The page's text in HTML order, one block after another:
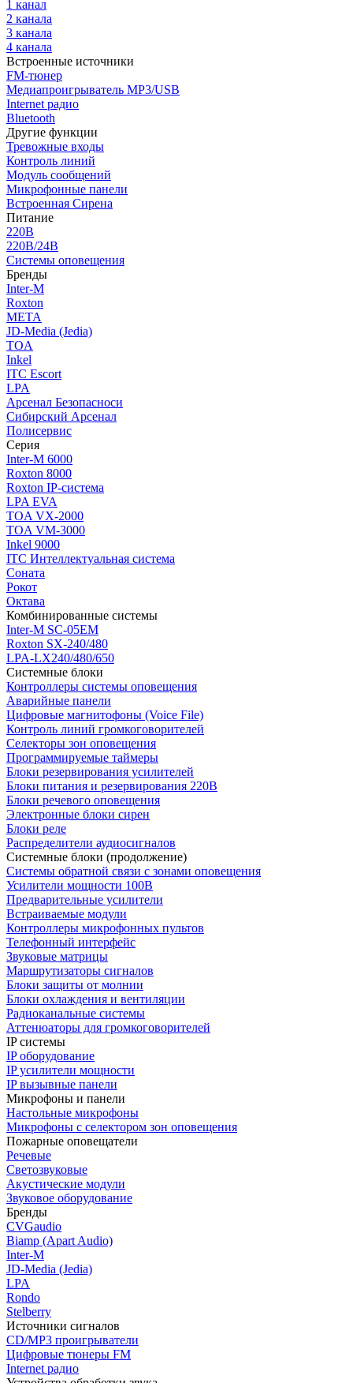
1 канал
2 канала
3 канала
4 канала
Встроенные источники
FM-тюнер
Медиапроигрыватель MP3/USB
Internet радио
Bluetooth
Другие функции
Тревожные входы
Контроль линий
Модуль сообщений
Микрофонные панели
Встроенная Сирена
Питание
220В
220В/24В
Системы оповещения
Бренды
Inter-M
Roxton
МЕТА
JD-Media (Jedia)
TOA
Inkel
ITC Escort
LPA
Арсенал Безопасноси
Сибирский Арсенал
Полисервис
Серия
Inter-M 6000
Roxton 8000
Roxton IP-система
LPA EVA
TOA VX-2000
TOA VM-3000
Inkel 9000
ITC Интеллектуальная система
Соната
Рокот
Октава
Комбинированные системы
Inter-M SC-05EM
Roxton SX-240/480
LPA-LX240/480/650
Системные блоки
Контроллеры системы оповещения
Аварийные панели
Цифровые магнитофоны (Voice File)
Контроль линий громкоговорителей
Селекторы зон оповещения
Программируемые таймеры
Блоки резервирования усилителей
Блоки питания и резервирования 220В
Блоки речевого оповещения
Электронные блоки сирен
Блоки реле
Распределители аудиосигналов
Системные блоки (продолжение)
Системы обратной связи с зонами оповещения
Усилители мощности 100В
Предварительные усилители
Встраиваемые модули
Контроллеры микрофонных пультов
Телефонный интерфейс
Звуковые матрицы
Маршрутизаторы сигналов
Блоки защиты от молнии
Блоки охлаждения и вентиляции
Радиоканальные системы
Аттенюаторы для громкоговорителей
IP системы
IP оборудование
IP усилители мощности
IP вызывные панели
Микрофоны и панели
Настольные микрофоны
Микрофоны с селектором зон оповещения
Пожарные оповещатели
Речевые
Светозвуковые
Акустические модули
Звуковое оборудование
Бренды
CVGaudio
Biamp (Apart Audio)
Inter-M
JD-Media (Jedia)
LPA
Rondo
Stelberry
Источники сигналов
CD/MP3 проигрыватели
Цифровые тюнеры FM
Internet радио